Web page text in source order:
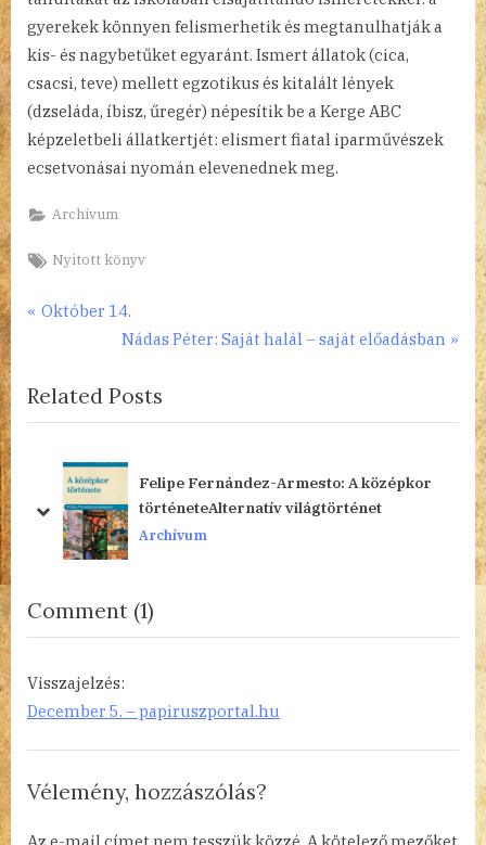
gyerekek könnyen felismerhetik és megtanulhatják a
kis- és nagybetűket egyaránt. Ismert állatok (cica,
csacsi, teve) mellett egzotikus és kitalált lények
(dzseláda, íbisz, űregér) népesítik be a Kerge ABC
képzeletbeli állatkertjét: elismert fiatal iparművészek
ecsetvonásai nyomán elevenednek meg.
Archívum
Tags:
Nyitott könyv
Bejegyzés
P
v
i
s
t
Október 14.
N
x
t
s
t
:
Nádas Péter: Saját halál – saját előadásban
Related Posts
Felipe Fernández-Armesto: A középkor
történeteAlternatív világtörténet
Archívum
prev
next
Comment (1)
“Állatságok
Kerge
Visszajelzés:
December 5. – papiruszportal.hu
Vélemény, hozzászólás?